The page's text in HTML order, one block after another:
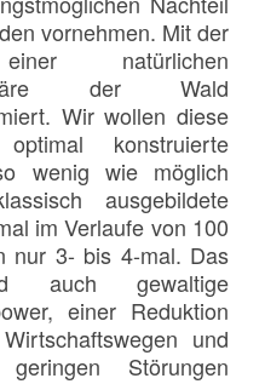
vornehmen. Mit der
einer natürlichen
wäre der Wald
Wir wollen diese
konstruierte
wenig wie möglich
ausgebildete
im Verlaufe von 100
nur 3- bis 4-mal. Das
auch gewaltige
einer Reduktion
und
Störungen